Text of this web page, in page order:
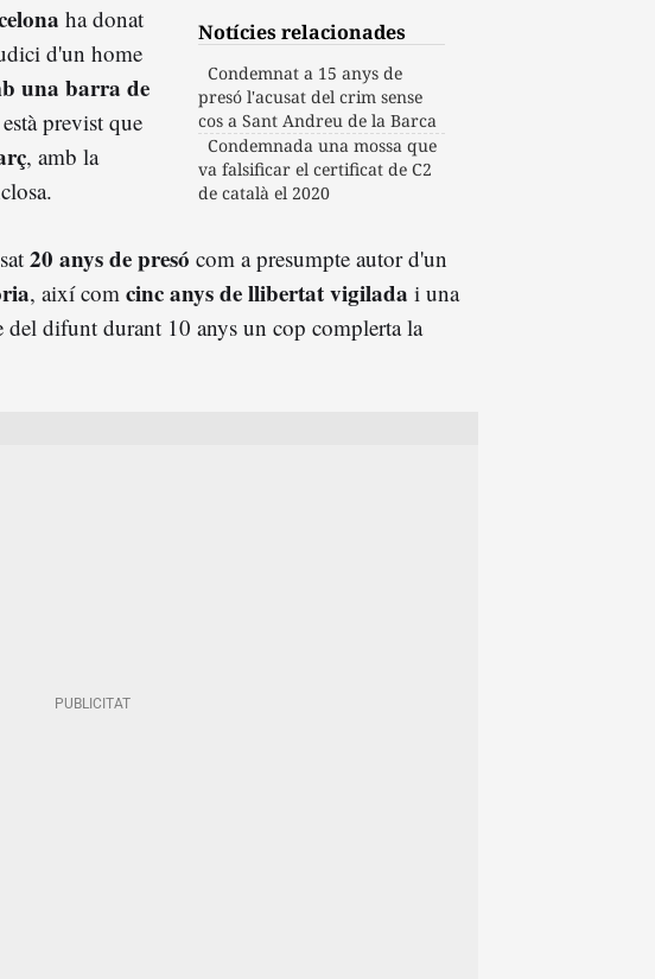
Notícies relacionades
Condemnat a 15 anys de
presó l'acusat del crim sense
cos a Sant Andreu de la Barca
Condemnada una mossa que
va falsificar el certificat de C2
de català el 2020
ha donat
d'un home
una barra de
previst que
, amb la
20 anys de presó com a presumpte autor d'un
, així com cinc anys de llibertat vigilada i una
del difunt durant 10 anys un cop complerta la